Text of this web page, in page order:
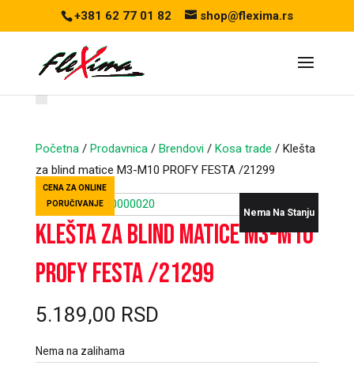
+381 62 77 01 82 shop@flexima.rs
Početna/ Prodavnica/ Brendovi/ Kosa trade / Klešta
za blind matice M3-M10 PROFY FESTA /21299
CENA ZA ONLINE
PORUČIVANJE
Nema Na Stanju
Klešta za blind matice M3-M10
PROFY FESTA /21299
5.189,00 RSD
Nema na zalihama